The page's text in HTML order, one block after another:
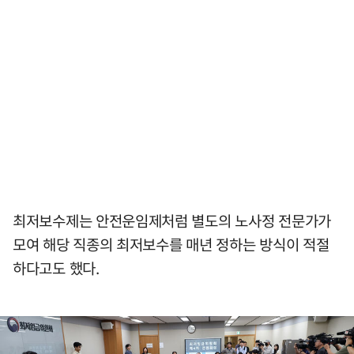
최저보수제는 안전운임제처럼 별도의 노사정 전문가가
모여 해당 직종의 최저보수를 매년 정하는 방식이 적절
하다고도 했다.